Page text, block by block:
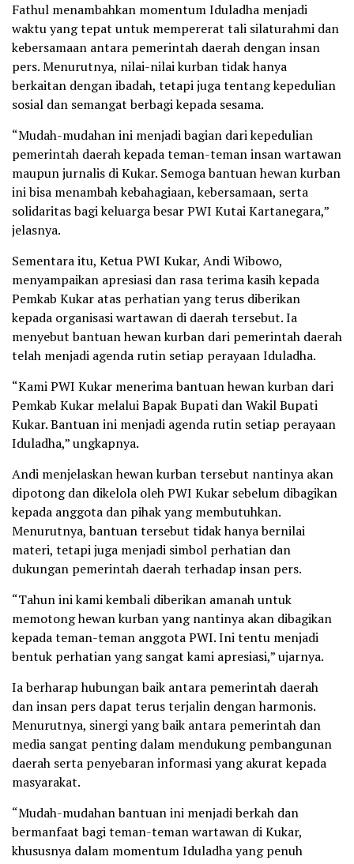
Fathul menambahkan momentum Iduladha menjadi
waktu yang tepat untuk mempererat tali silaturahmi dan
kebersamaan antara pemerintah daerah dengan insan
pers. Menurutnya, nilai-nilai kurban tidak hanya
berkaitan dengan ibadah, tetapi juga tentang kepedulian
sosial dan semangat berbagi kepada sesama.
“Mudah-mudahan ini menjadi bagian dari kepedulian
pemerintah daerah kepada teman-teman insan wartawan
maupun jurnalis di Kukar. Semoga bantuan hewan kurban
ini bisa menambah kebahagiaan, kebersamaan, serta
solidaritas bagi keluarga besar PWI Kutai Kartanegara,”
jelasnya.
Sementara itu, Ketua PWI Kukar, Andi Wibowo,
menyampaikan apresiasi dan rasa terima kasih kepada
Pemkab Kukar atas perhatian yang terus diberikan
kepada organisasi wartawan di daerah tersebut. Ia
menyebut bantuan hewan kurban dari pemerintah daerah
telah menjadi agenda rutin setiap perayaan Iduladha.
“Kami PWI Kukar menerima bantuan hewan kurban dari
Pemkab Kukar melalui Bapak Bupati dan Wakil Bupati
Kukar. Bantuan ini menjadi agenda rutin setiap perayaan
Iduladha,” ungkapnya.
Andi menjelaskan hewan kurban tersebut nantinya akan
dipotong dan dikelola oleh PWI Kukar sebelum dibagikan
kepada anggota dan pihak yang membutuhkan.
Menurutnya, bantuan tersebut tidak hanya bernilai
materi, tetapi juga menjadi simbol perhatian dan
dukungan pemerintah daerah terhadap insan pers.
“Tahun ini kami kembali diberikan amanah untuk
memotong hewan kurban yang nantinya akan dibagikan
kepada teman-teman anggota PWI. Ini tentu menjadi
bentuk perhatian yang sangat kami apresiasi,” ujarnya.
Ia berharap hubungan baik antara pemerintah daerah
dan insan pers dapat terus terjalin dengan harmonis.
Menurutnya, sinergi yang baik antara pemerintah dan
media sangat penting dalam mendukung pembangunan
daerah serta penyebaran informasi yang akurat kepada
masyarakat.
“Mudah-mudahan bantuan ini menjadi berkah dan
bermanfaat bagi teman-teman wartawan di Kukar,
khususnya dalam momentum Iduladha yang penuh